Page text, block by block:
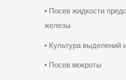
• Посев жидкости
железы
• Культура выделений
• Посев мокроты